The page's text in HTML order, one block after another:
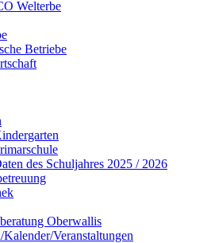
Welterbe
Betriebe
des Schuljahres 2025 / 2026
Oberwallis
Kalender/Veranstaltungen